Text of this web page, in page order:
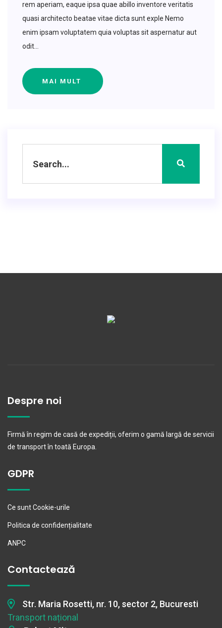
rem aperiam, eaque ipsa quae abillo inventore veritatis
quasi architecto beatae vitae dicta sunt exple Nemo
enim ipsam voluptatem quia voluptas sit aspernatur aut
odit...
MAI MULT
Despre noi
Firmă în regim de casă de expediții, oferim o gamă largă de servicii
de transport în toată Europa.
GDPR
Ce sunt Cookie-urile
Politica de confidențialitate
ANPC
Contactează
Str. Maria Rosetti, nr. 10, sector 2, Bucuresti
Transport național